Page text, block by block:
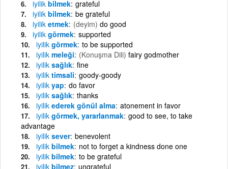
iyilik bilmek grateful
iyilik bilmek be grateful
iyilik etmek (deyim) do good
iyilik görmek supported
iyilik görmek to be supported
iyilik meleği (Konuşma Dili) fairy godmother
iyilik sağlık fine
iyilik timsali goody-goody
iyilik yap do favor
iyilik sağlık thanks
iyilik ederek gönül alma atonement in favor
iyilik görmek, yararlanmak good to see, to take
advantage
iyilik sever benevolent
iyilik bilmek not to forget a kindness done one
iyilik bilmek to be grateful
iyilik bilmez ungrateful